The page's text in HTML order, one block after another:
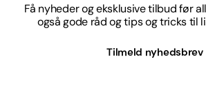
Få nyheder og eksklusive tilbud før
også gode råd og tips og tricks til
Tilmeld nyhedsbrev